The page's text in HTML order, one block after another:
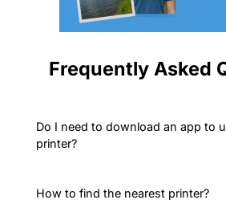
Frequently Asked
Do I need to download an app to
printer?
How to find the nearest printer?